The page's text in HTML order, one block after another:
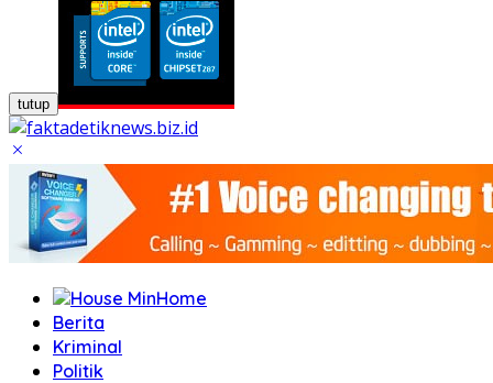
tutup
Home
Berita
Kriminal
Politik